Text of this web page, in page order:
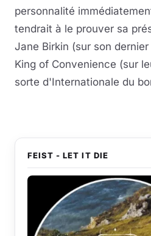
personnalité
tendrait à le prouver sa
Jane Birkin (sur son
King of Convenience (sur
sorte d'Internationale du
FEIST - LET IT DIE